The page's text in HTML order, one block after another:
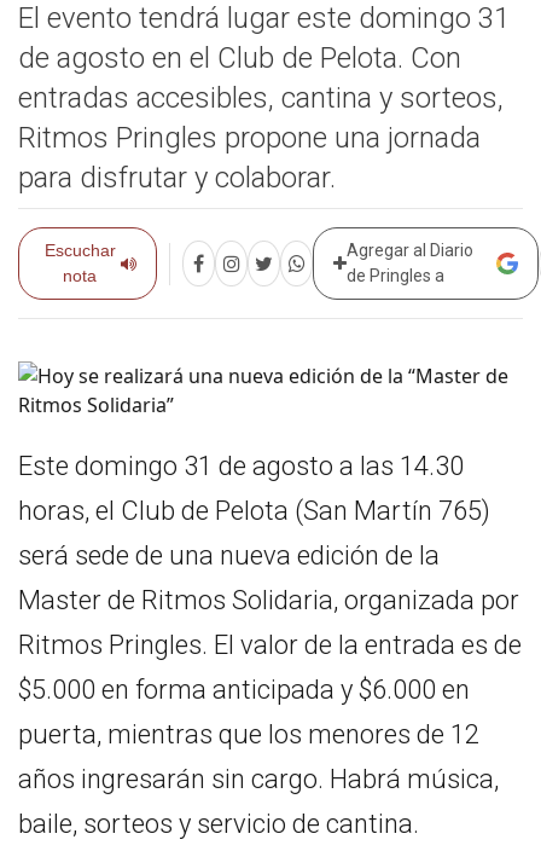
El evento tendrá lugar este domingo 31
de agosto en el Club de Pelota. Con
entradas accesibles, cantina y sorteos,
Ritmos Pringles propone una jornada
para disfrutar y colaborar.
Escuchar
nota
Agregar al Diario
de Pringles a
Este domingo 31 de agosto a las 14.30
horas, el Club de Pelota (San Martín 765)
será sede de una nueva edición de la
Master de Ritmos Solidaria, organizada por
Ritmos Pringles. El valor de la entrada es de
$5.000 en forma anticipada y $6.000 en
puerta, mientras que los menores de 12
años ingresarán sin cargo. Habrá música,
baile, sorteos y servicio de cantina.